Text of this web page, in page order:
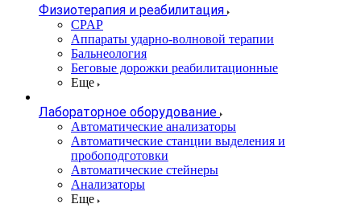
Физиотерапия и реабилитация
CPAP
Аппараты ударно-волновой терапии
Бальнеология
Беговые дорожки реабилитационные
Еще
Лабораторное оборудование
Автоматические анализаторы
Автоматические станции выделения и
пробоподготовки
Автоматические стейнеры
Анализаторы
Еще